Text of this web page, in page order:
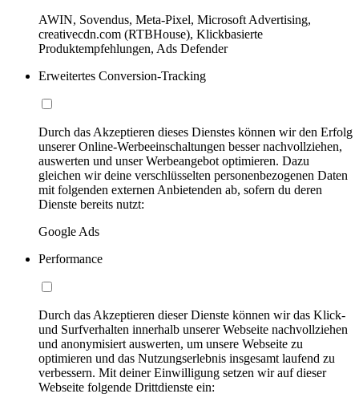
AWIN, Sovendus, Meta-Pixel, Microsoft Advertising,
creativecdn.com (RTBHouse), Klickbasierte
Produktempfehlungen, Ads Defender
Erweitertes Conversion-Tracking
Durch das Akzeptieren dieses Dienstes können wir den Erfolg
unserer Online-Werbeeinschaltungen besser nachvollziehen,
auswerten und unser Werbeangebot optimieren. Dazu
gleichen wir deine verschlüsselten personenbezogenen Daten
mit folgenden externen Anbietenden ab, sofern du deren
Dienste bereits nutzt:
Google Ads
Performance
Durch das Akzeptieren dieser Dienste können wir das Klick-
und Surfverhalten innerhalb unserer Webseite nachvollziehen
und anonymisiert auswerten, um unsere Webseite zu
optimieren und das Nutzungserlebnis insgesamt laufend zu
verbessern. Mit deiner Einwilligung setzen wir auf dieser
Webseite folgende Drittdienste ein: